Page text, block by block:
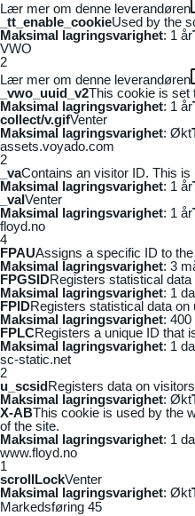
Lær mer om denne leverandøren
_tt_enable_cookieUsed by the
Maksimal lagringsvarighet: 1 år
VWO
2
Lær mer om denne leverandøren
_vwo_uuid_v2This cookie is set
Maksimal lagringsvarighet: 1 år
collect/v.gifVenter
Maksimal lagringsvarighet: Økt
assets.voyado.com
2
_vaContains an visitor ID. This
Maksimal lagringsvarighet: 1 år
_vaIVenter
Maksimal lagringsvarighet: 1 år
floyd.no
4
FPAUAssigns a specific ID to
Maksimal lagringsvarighet: 3
FPGSIDRegisters statistical
Maksimal lagringsvarighet: 1
FPIDRegisters statistical data
Maksimal lagringsvarighet: 400
FPLCRegisters a unique ID that
Maksimal lagringsvarighet: 1
sc-static.net
2
u_scsidRegisters data on
Maksimal lagringsvarighet: Økt
X-ABThis cookie is used by the
of the site.
Maksimal lagringsvarighet: 1
www.floyd.no
1
scrollLockVenter
Maksimal lagringsvarighet: Økt
Markedsføring 45